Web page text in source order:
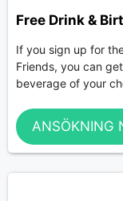
Free Drink &
If you sign up for
Friends, you can
beverage of your
ANSÖKNING